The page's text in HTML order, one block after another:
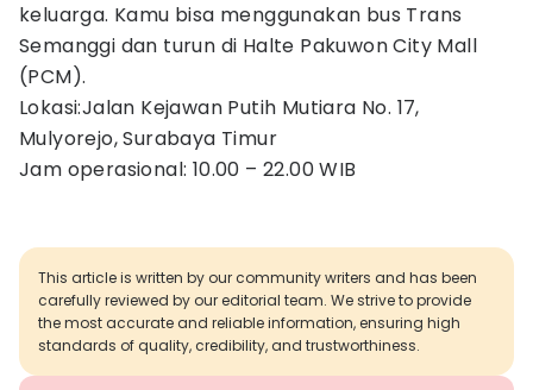
keluarga. Kamu bisa menggunakan bus Trans
Semanggi dan turun di Halte Pakuwon City Mall
(PCM).
Lokasi:Jalan Kejawan Putih Mutiara No. 17,
Mulyorejo, Surabaya Timur
Jam operasional: 10.00 – 22.00 WIB
This article is written by our community writers and has been
carefully reviewed by our editorial team. We strive to provide
the most accurate and reliable information, ensuring high
standards of quality, credibility, and trustworthiness.